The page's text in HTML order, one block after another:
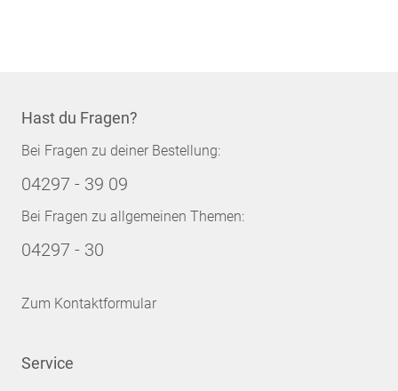
Hast du Fragen?
Bei Fragen zu deiner Bestellung:
04297 - 39 09
Bei Fragen zu allgemeinen Themen:
04297 - 30
Zum Kontaktformular
Service